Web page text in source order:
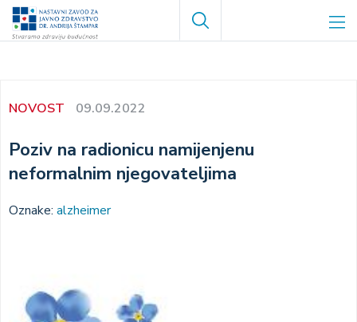
Skoči
Search
NOVOST 09.09.2022
Poziv na radionicu namijenjenu
neformalnim njegovateljima
Oznake: alzheimer